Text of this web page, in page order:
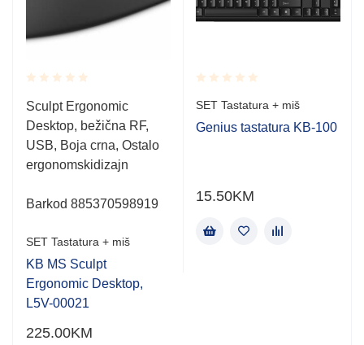
Rated
0.001
out
of
5
Sculpt Ergonomic
Desktop, bežična RF,
USB, Boja crna, Ostalo
ergonomskidizajn
Barkod 885370598919
SET Tastatura + miš
KB MS Sculpt
Ergonomic Desktop,
L5V-00021
225.00KM
Rated
0.001
out
SET Tastatura + miš
Genius tastatura KB-100
15.50KM